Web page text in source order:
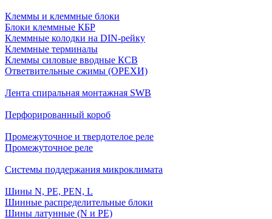
Клеммы и клеммные блоки
Блоки клеммные КБР
Клеммные колодки на DIN-рейку
Клеммные терминалы
Клеммы силовые вводные КСВ
Ответвительные сжимы (ОРЕХИ)
Лента спиральная монтажная SWB
Перфорированный короб
Промежуточное и твердотелое реле
Промежуточное реле
Системы поддержания микроклимата
Шины N, PE, PEN, L
Шинные распределительные блоки
Шины латунные (N и PE)